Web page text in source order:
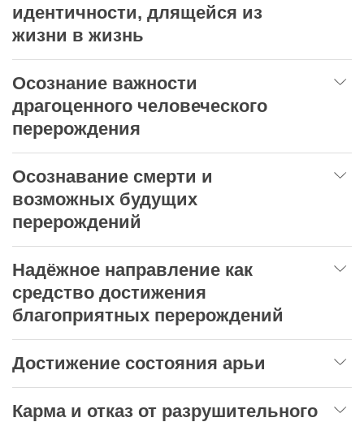
идентичности, длящейся из
жизни в жизнь
Осознание важности
драгоценного человеческого
перерождения
Осознавание смерти и
возможных будущих
перерождений
Надёжное направление как
средство достижения
благоприятных перерождений
Достижение состояния арьи
Карма и отказ от разрушительного